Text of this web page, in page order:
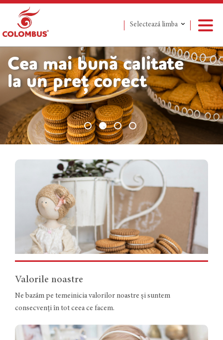
Selectează limba
Сea mai bună calitate
la un preț corect
Valorile noastre
Ne bazăm pe temeinicia valorilor noastre și suntem
consecvenți în tot ceea ce facem.